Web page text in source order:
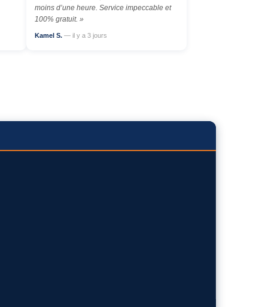
moins d’une heure. Service impeccable et
100% gratuit. »
Kamel S. — il y a 3 jours